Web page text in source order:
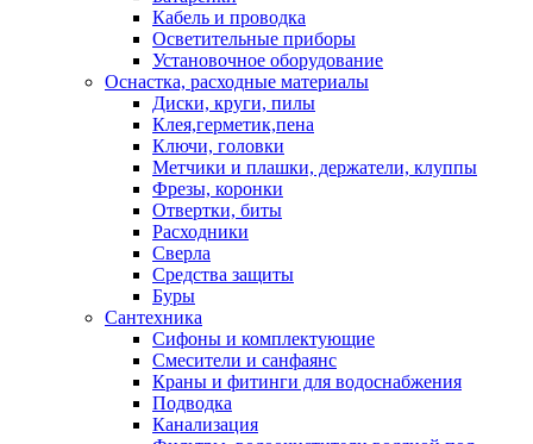
Кабель и проводка
Осветительные приборы
Установочное оборудование
Оснастка, расходные материалы
Диски, круги, пилы
Клея,герметик,пена
Ключи, головки
Метчики и плашки, держатели, клуппы
Фрезы, коронки
Отвертки, биты
Расходники
Сверла
Средства защиты
Буры
Сантехника
Сифоны и комплектующие
Смесители и санфаянс
Краны и фитинги для водоснабжения
Подводка
Канализация